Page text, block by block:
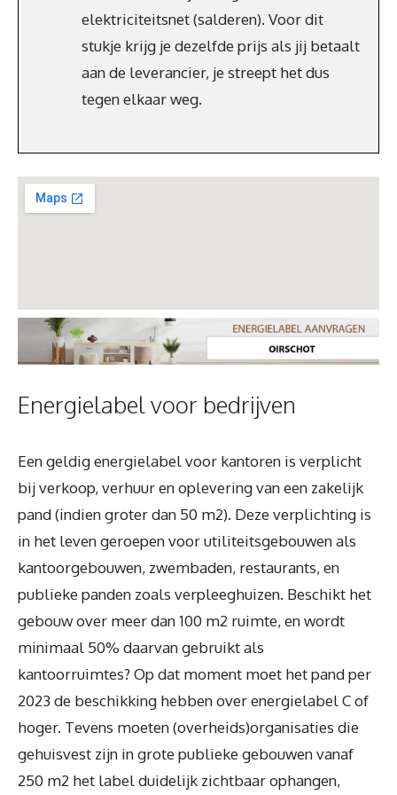
elektriciteitsnet (salderen). Voor dit
stukje krijg je dezelfde prijs als jij betaalt
aan de leverancier, je streept het dus
tegen elkaar weg.
Energielabel voor bedrijven
Een geldig energielabel voor kantoren is verplicht
bij verkoop, verhuur en oplevering van een zakelijk
pand (indien groter dan 50 m2). Deze verplichting is
in het leven geroepen voor utiliteitsgebouwen als
kantoorgebouwen, zwembaden, restaurants, en
publieke panden zoals verpleeghuizen. Beschikt het
gebouw over meer dan 100 m2 ruimte, en wordt
minimaal 50% daarvan gebruikt als
kantoorruimtes? Op dat moment moet het pand per
2023 de beschikking hebben over energielabel C of
hoger. Tevens moeten (overheids)organisaties die
gehuisvest zijn in grote publieke gebouwen vanaf
250 m2 het label duidelijk zichtbaar ophangen,